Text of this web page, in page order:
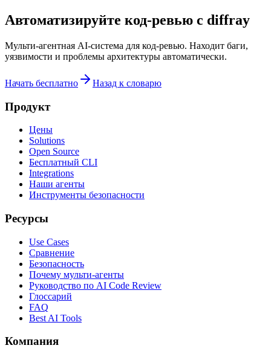
Автоматизируйте код-ревью с diffray
Мульти-агентная AI-система для код-ревью. Находит баги,
уязвимости и проблемы архитектуры автоматически.
Начать бесплатно Назад к словарю
Продукт
Цены
Solutions
Open Source
Бесплатный CLI
Integrations
Наши агенты
Инструменты безопасности
Ресурсы
Use Cases
Сравнение
Безопасность
Почему мульти-агенты
Руководство по AI Code Review
Глоссарий
FAQ
Best AI Tools
Компания